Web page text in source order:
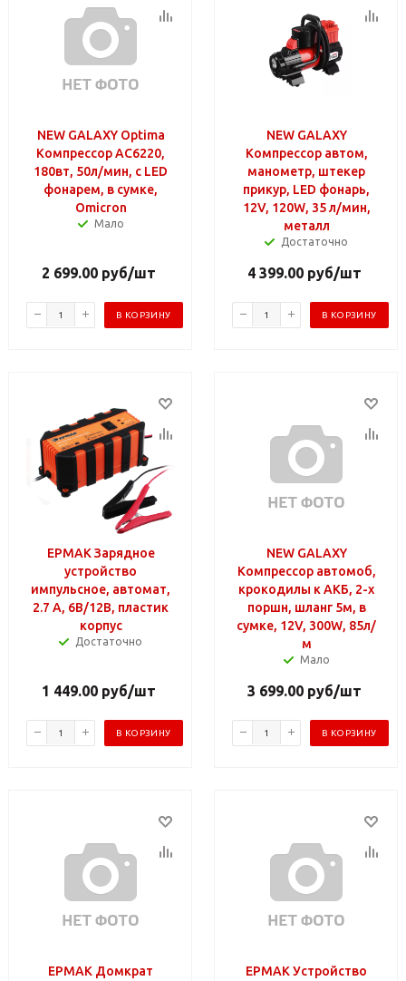
NEW GALAXY Optima
Компрессор АС6220,
180вт, 50л/мин, c LED
фонарем, в сумке,
Omicron
Мало
2 699.00 руб/шт
В КОРЗИНУ
NEW GALAXY
Компрессор автом,
манометр, штекер
прикур, LED фонарь,
12V, 120W, 35 л/мин,
металл
Достаточно
4 399.00 руб/шт
В КОРЗИНУ
ЕРМАК Зарядное
устройство
импульсное, автомат,
2.7 A, 6В/12В, пластик
корпус
Достаточно
1 449.00 руб/шт
В КОРЗИНУ
NEW GALAXY
Компрессор автомоб,
крокодилы к АКБ, 2-х
поршн, шланг 5м, в
сумке, 12V, 300W, 85л/
м
Мало
3 699.00 руб/шт
В КОРЗИНУ
ЕРМАК Домкрат
ЕРМАК Устройство